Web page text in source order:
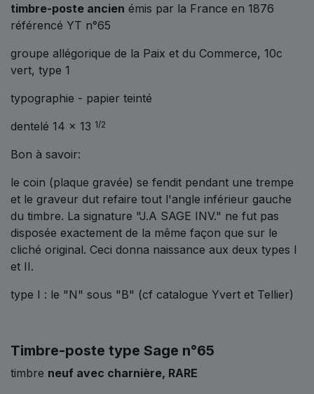
timbre-poste ancien émis par la France en 1876
référencé YT n°65
groupe allégorique de la Paix et du Commerce, 10c
vert, type 1
typographie - papier teinté
dentelé 14 x 13 1/2
Bon à savoir:
le coin (plaque gravée) se fendit pendant une trempe
et le graveur dut refaire tout l'angle inférieur gauche
du timbre. La signature "J.A SAGE INV." ne fut pas
disposée exactement de la même façon que sur le
cliché original. Ceci donna naissance aux deux types I
et II.
type I : le "N" sous "B" (cf catalogue Yvert et Tellier)
Timbre-poste type Sage n°65
timbre neuf avec charnière, RARE